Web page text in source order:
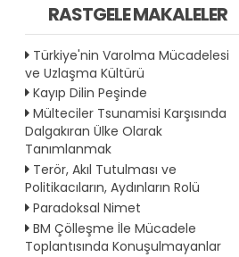
RASTGELE MAKALELER
Türkiye'nin Varolma Mücadelesi
ve Uzlaşma Kültürü
Kayıp Dilin Peşinde
Mülteciler Tsunamisi Karşısında
Dalgakıran Ülke Olarak
Tanımlanmak
Terör, Akıl Tutulması ve
Politikacıların, Aydınların Rolü
Paradoksal Nimet
BM Çölleşme İle Mücadele
Toplantısında Konuşulmayanlar